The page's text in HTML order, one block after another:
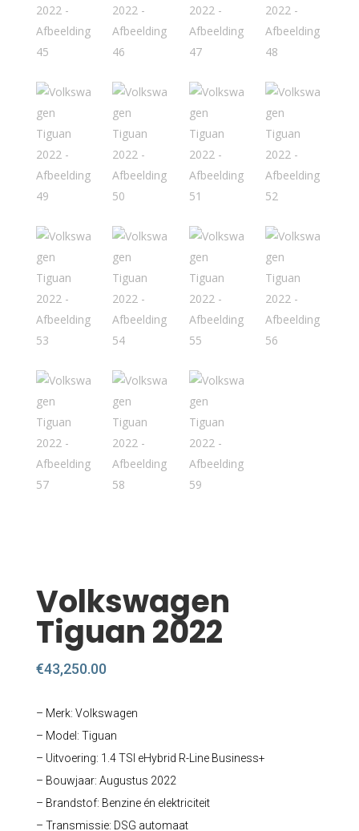
Volkswagen
Tiguan 2022
€43,250.00
– Merk: Volkswagen
– Model: Tiguan
– Uitvoering: 1.4 TSI eHybrid R-Line Business+
– Bouwjaar: Augustus 2022
– Brandstof: Benzine én elektriciteit
– Transmissie: DSG automaat